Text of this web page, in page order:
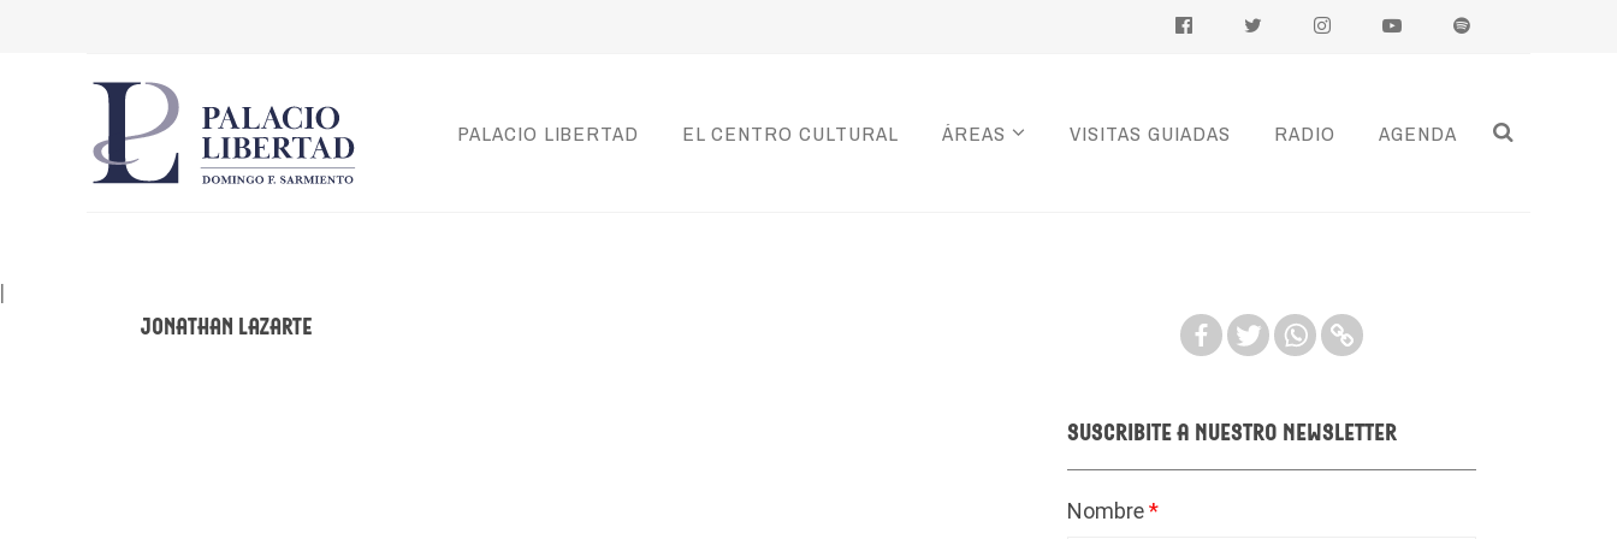
PALACIO LIBERTAD EL CENTRO CULTURAL ÁREAS VISITAS GUIADAS RADIO AGENDA
|
Jonathan Lazarte
Suscribite a nuestro newsletter
Nombre